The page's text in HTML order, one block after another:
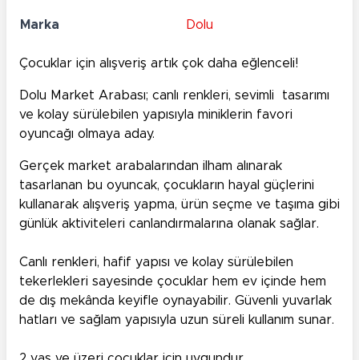
Marka Dolu
Çocuklar için alışveriş artık çok daha eğlenceli!
Dolu Market Arabası; canlı renkleri, sevimli tasarımı
ve kolay sürülebilen yapısıyla miniklerin favori
oyuncağı olmaya aday.
Gerçek market arabalarından ilham alınarak
tasarlanan bu oyuncak, çocukların hayal güçlerini
kullanarak alışveriş yapma, ürün seçme ve taşıma gibi
günlük aktiviteleri canlandırmalarına olanak sağlar.
Canlı renkleri, hafif yapısı ve kolay sürülebilen
tekerlekleri sayesinde çocuklar hem ev içinde hem
de dış mekânda keyifle oynayabilir. Güvenli yuvarlak
hatları ve sağlam yapısıyla uzun süreli kullanım sunar.